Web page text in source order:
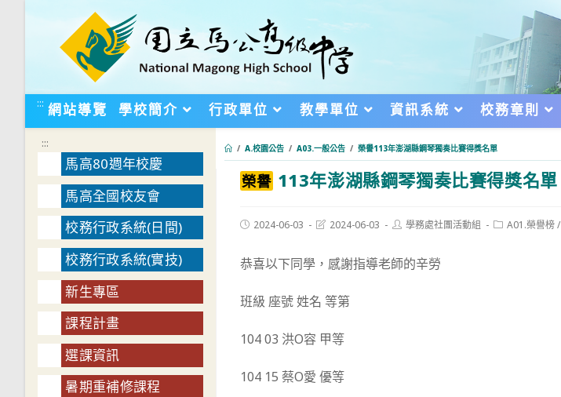
::: 網站導覽 學校簡介 行政單位 教學單位 資訊系統 校務章則
/ A.校園公告 / A03.一般公告 / 榮譽113年澎湖縣鋼琴獨奏比賽得獎名單
榮譽 113年澎湖縣鋼琴獨奏比賽得獎名單
Post2024-06-03
Post2024-06-03
Post學務處社團活動組
PostA01.榮譽榜/
恭喜以下同學，感謝指導老師的辛勞
班級 座號 姓名 等第
104 03 洪O容 甲等
104 15 蔡O愛 優等
:::
馬高80週年校慶
馬高全國校友會
校務行政系統(日間)
校務行政系統(實技)
新生專區
課程計畫
選課資訊
暑期重補修課程